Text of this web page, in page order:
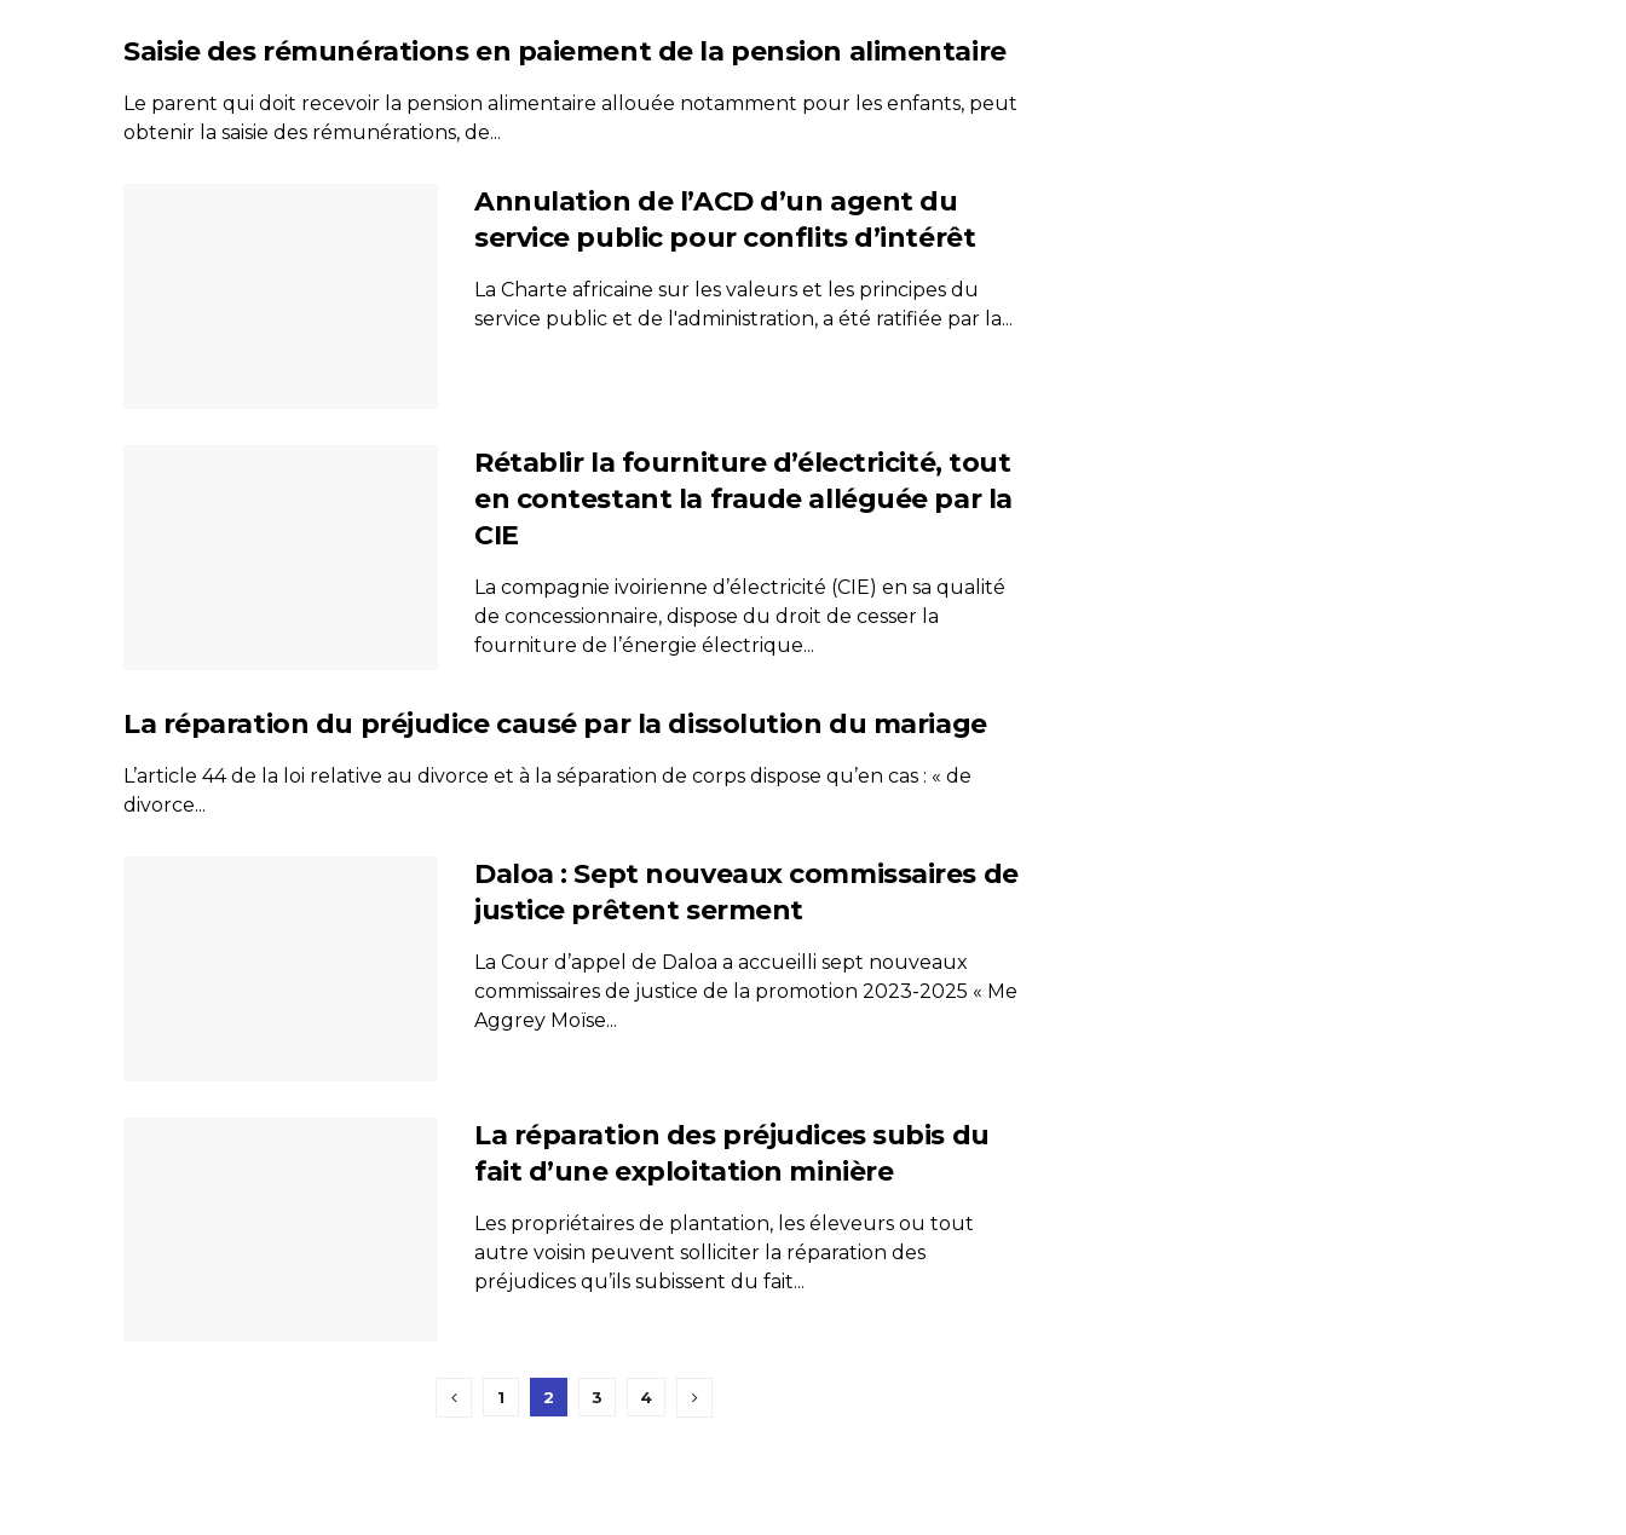
Saisie des rémunérations en paiement de la pension alimentaire
Le parent qui doit recevoir la pension alimentaire allouée notamment pour les enfants, peut
obtenir la saisie des rémunérations, de...
Annulation de l’ACD d’un agent du
service public pour conflits d’intérêt
La Charte africaine sur les valeurs et les principes du
service public et de l'administration, a été ratifiée par la...
Rétablir la fourniture d’électricité, tout
en contestant la fraude alléguée par la
CIE
La compagnie ivoirienne d’électricité (CIE) en sa qualité
de concessionnaire, dispose du droit de cesser la
fourniture de l’énergie électrique...
La réparation du préjudice causé par la dissolution du mariage
L’article 44 de la loi relative au divorce et à la séparation de corps dispose qu’en cas : « de
divorce...
Daloa : Sept nouveaux commissaires de
justice prêtent serment
La Cour d’appel de Daloa a accueilli sept nouveaux
commissaires de justice de la promotion 2023-2025 « Me
Aggrey Moïse...
La réparation des préjudices subis du
fait d’une exploitation minière
Les propriétaires de plantation, les éleveurs ou tout
autre voisin peuvent solliciter la réparation des
préjudices qu’ils subissent du fait...
1 2 3 4